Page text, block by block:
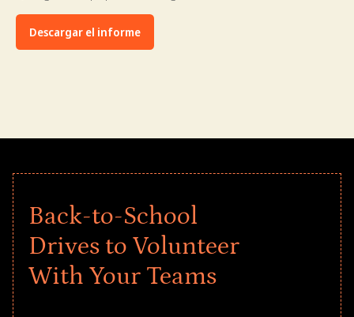
Descargar el informe
Back-to-School
Drives to Volunteer
With Your Teams